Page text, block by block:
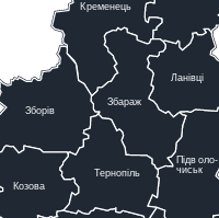
Тернопіль
Підволо-
чиськ
Ланівці
Збараж
Кременець
Козова
Зборів